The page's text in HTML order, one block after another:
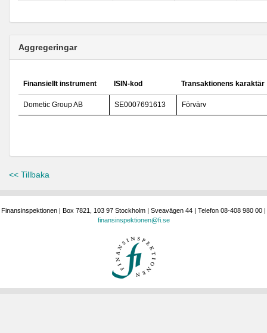
Aggregeringar
Finansiellt instrument ISIN-kod Transaktionens karaktär
Dometic Group AB SE0007691613 Förvärv
<< Tillbaka
Finansinspektionen | Box 7821, 103 97 Stockholm | Sveavägen 44 | Telefon 08-408 980 00 |
finansinspektionen@fi.se